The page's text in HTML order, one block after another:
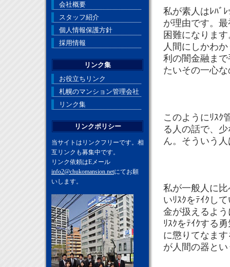
私が素人はﾚﾊﾞ
が理由です。
困難になりま
人間にしかわ
利の闇金融ま
たいその一心
このようにﾘｽｸ
る人の話で、
ん。そういう
私が一般人に
いﾘｽｸをﾃｲｸし
金が扱えるよ
ﾘｽｸをﾃｲｸする
に懲りてなま
が人間の器と
会社概要
スタッフ紹介
個人情報保護方針
採用情報
リンク集
お役立ちリンク
札幌のマンション管理会社
リンク集
リンクポリシー
当サイトはリンクフリーです。相
互リンクも募集中です。
リンク依頼はEメール
info2@chukomansion.netにてお願
いします。